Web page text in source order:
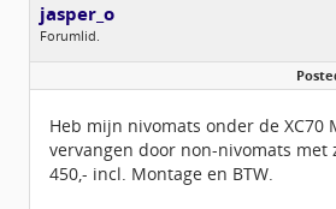
jasper_o
Forumlid.
Geslacht:
Geregistreerd:05 / 2014
Heb mijn nivomats onder de XC70
vervangen door non-nivomats met
450,- incl. Montage en BTW.